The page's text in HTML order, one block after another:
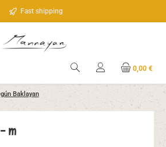
Fast shipping
0,00 €
Baklayan
m